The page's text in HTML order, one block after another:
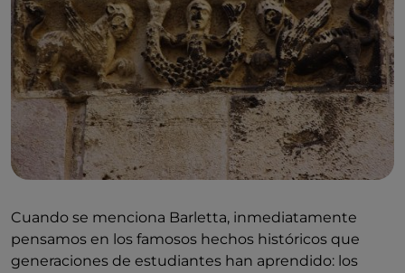
Cuando se menciona Barletta, inmediatamente
pensamos en los famosos hechos históricos que
generaciones de estudiantes han aprendido: los